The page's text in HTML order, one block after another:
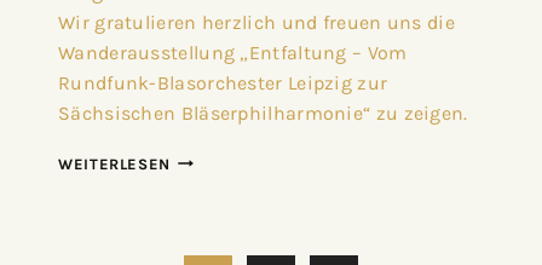
Wir gratulieren herzlich und freuen uns die
Wanderausstellung „Entfaltung – Vom
Rundfunk-Blasorchester Leipzig zur
Sächsischen Bläserphilharmonie“ zu zeigen.
WEITERLESEN